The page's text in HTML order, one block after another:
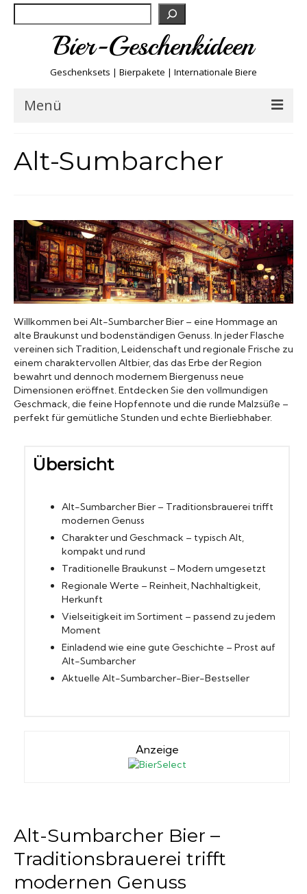
Bier-Geschenkideen
Geschenksets | Bierpakete | Internationale Biere
Menü
Bierboxen & Sets
Biere A-Z
Biere der Welt
Biergläser
Geschenksets
Partyfässer
Alt-Sumbarcher
Willkommen bei Alt-Sumbarcher Bier – eine Hommage an
alte Braukunst und bodenständigen Genuss. In jeder Flasche
vereinen sich Tradition, Leidenschaft und regionale Frische zu
einem charaktervollen Altbier, das das Erbe der Region
bewahrt und dennoch modernem Biergenuss neue
Dimensionen eröffnet. Entdecken Sie den vollmundigen
Geschmack, die feine Hopfennote und die runde Malzsüße –
perfekt für gemütliche Stunden und echte Bierliebhaber.
Übersicht
Alt-Sumbarcher Bier – Traditionsbrauerei trifft
modernen Genuss
Charakter und Geschmack – typisch Alt,
kompakt und rund
Traditionelle Braukunst – Modern umgesetzt
Regionale Werte – Reinheit, Nachhaltigkeit,
Herkunft
Vielseitigkeit im Sortiment – passend zu jedem
Moment
Einladend wie eine gute Geschichte – Prost auf
Alt-Sumbarcher
Aktuelle Alt-Sumbarcher-Bier-Bestseller
Anzeige
Alt-Sumbarcher Bier –
Traditionsbrauerei trifft
modernen Genuss